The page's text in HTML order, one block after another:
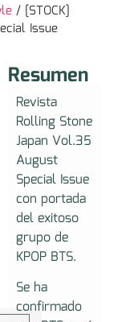
/ [STOCK]
Issue
Resumen
Revista
Rolling Stone
Japan Vol.35
August
Special Issue
con portada
del exitoso
grupo de
KPOP BTS.
Se ha
confirmado